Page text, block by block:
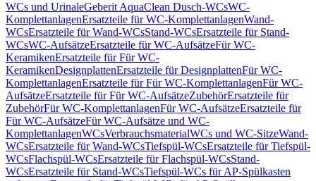
WCs und UrinaleGeberit AquaClean Dusch-WCsWC-
KomplettanlagenErsatzteile für WC-KomplettanlagenWand-
WCsErsatzteile für Wand-WCsStand-WCsErsatzteile für Stand-
WCsWC-AufsätzeErsatzteile für WC-AufsätzeFür WC-
KeramikenErsatzteile für Für WC-
KeramikenDesignplattenErsatzteile für DesignplattenFür WC-
KomplettanlagenErsatzteile für Für WC-KomplettanlagenFür WC-
AufsätzeErsatzteile für Für WC-AufsätzeZubehörErsatzteile für
ZubehörFür WC-KomplettanlagenFür WC-AufsätzeErsatzteile für
Für WC-AufsätzeFür WC-Aufsätze und WC-
KomplettanlagenWCsVerbrauchsmaterialWCs und WC-SitzeWand-
WCsErsatzteile für Wand-WCsTiefspül-WCsErsatzteile für Tiefspül-
WCsFlachspül-WCsErsatzteile für Flachspül-WCsStand-
WCsErsatzteile für Stand-WCsTiefspül-WCs für AP-Spülkasten